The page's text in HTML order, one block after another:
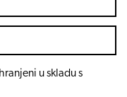
u skladu s